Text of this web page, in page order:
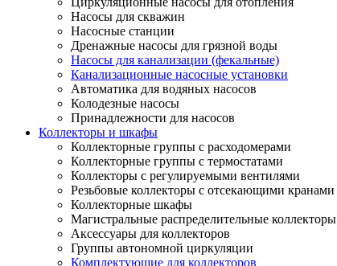
Насосы для скважин
Насосные станции
Дренажные насосы для грязной воды
Насосы для канализации (фекальные)
Канализационные насосные установки
Автоматика для водяных насосов
Колодезные насосы
Принадлежности для насосов
Коллекторы и шкафы
Коллекторные группы с расходомерами
Коллекторные группы с термостатами
Коллекторы с регулируемыми вентилями
Резьбовые коллекторы с отсекающими кранами
Коллекторные шкафы
Магистральные распределительные коллекторы
Аксессуары для коллекторов
Группы автономной циркуляции
Комплектующие для коллекторов